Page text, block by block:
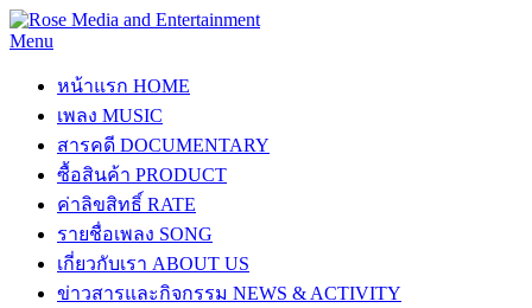
Menu
หน้าแรก HOME
เพลง MUSIC
สารคดี DOCUMENTARY
ซื้อสินค้า PRODUCT
ค่าลิขสิทธิ์ RATE
รายชื่อเพลง SONG
เกี่ยวกับเรา ABOUT US
ข่าวสารและกิจกรรม NEWS & ACTIVITY